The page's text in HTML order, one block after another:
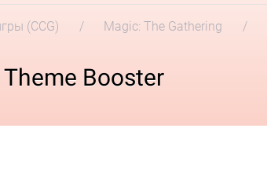
(CCG) Magic: The Gathering
Booster